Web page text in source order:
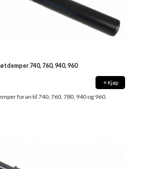
740, 760, 940, 960
Kjøp
foran til 740, 760, 780, 940 og 960.